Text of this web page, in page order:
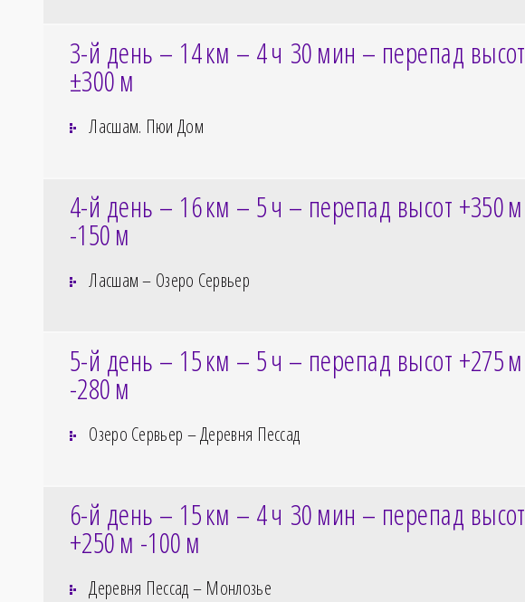
3-й день – 14км – 4ч 30мин – перепад высот
±300м
Ласшам. Пюи Дом
4-й день – 16км – 5ч – перепад высот +350м
-150м
Ласшам – Озеро Сервьер
5-й день – 15км – 5ч – перепад высот +275м
-280м
Озеро Сервьер – Деревня Пессад
6-й день – 15км – 4ч 30мин – перепад высот
+250м -100м
Деревня Пессад – Монлозье